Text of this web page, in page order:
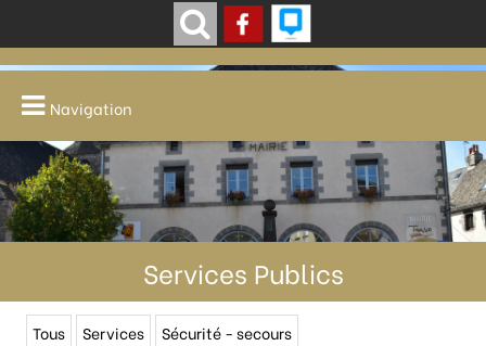
Navigation
Services Publics
Tous Services
Sécurité - secours